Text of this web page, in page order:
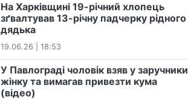
На Харківщині 19-річний хлопець​
️зґвалтував 13-річну падчерку рідного
дядька
19.06.26 | 18:53
У Павлограді чоловік взяв у заручники
жінку та вимагав привезти кума
(відео)